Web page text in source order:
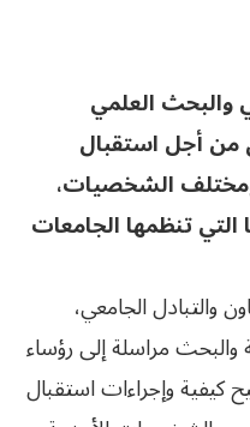
والبحث العلمي
أجل استقبال
ومختلف الشخصيات،
التي تنظمها الجامعات
والتبادل الجامعي،
والبحث مراسلة إلى رؤساء
كيفية وإجراءات استقبال